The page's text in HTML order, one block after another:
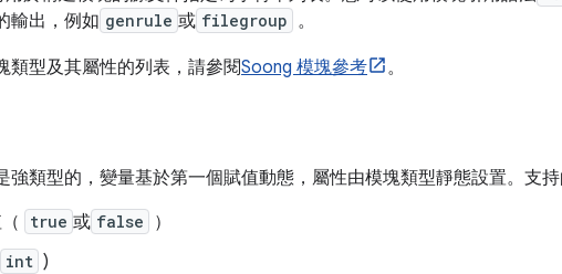
輸出，例如 genrule 或 filegroup 。
類型及其屬性的列表，請參閱Soong 模塊參考 。
強類型的，變量基於第一個賦值動態，屬性由模塊類型靜態設置。支持
true 或 false
）
int )